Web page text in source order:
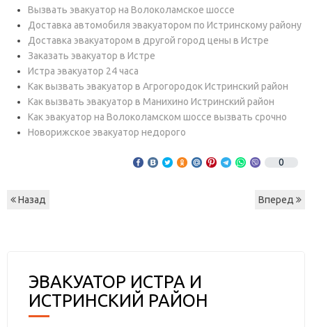
Вызвать эвакуатор на Волоколамское шоссе
Доставка автомобиля эвакуатором по Истринскому району
Доставка эвакуатором в другой город цены в Истре
Заказать эвакуатор в Истре
Истра эвакуатор 24 часа
Как вызвать эвакуатор в Агрогородок Истринский район
Как вызвать эвакуатор в Манихино Истринский район
Как эвакуатор на Волоколамском шоссе вызвать срочно
Новорижское эвакуатор недорого
0
Назад Вперед
ЭВАКУАТОР ИСТРА И
ИСТРИНСКИЙ РАЙОН